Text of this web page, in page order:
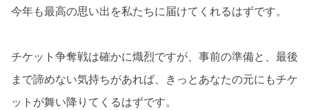
今年も最高の思い出を私たちに届けてくれるはずです。
チケット争奪戦は確かに熾烈ですが、事前の準備と、最後
まで諦めない気持ちがあれば、きっとあなたの元にもチケ
ットが舞い降りてくるはずです。